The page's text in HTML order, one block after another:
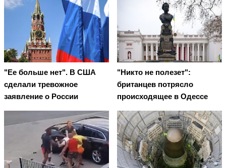
"Ее больше нет". В США
сделали тревожное
заявление о России
"Никто не полезет":
британцев потрясло
происходящее в Одессе